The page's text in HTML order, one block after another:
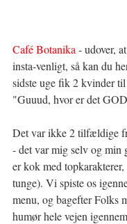
Café Botanika - udover,
insta-venligt, så kan du
sidste uge fik 2 kvinder til
"Guuud, hvor er det
Det var ikke 2 tilfældige
- det var mig selv og min
er kok med
tunge). Vi spiste os
menu, og bagefter Folks
humør hele vejen